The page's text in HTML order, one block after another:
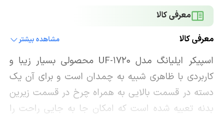
معرفی کالا
معرفی کالا
مشاهده بیشتر
اسپیکر ایلیانگ مدل UF-1720 محصولی بسیار زیبا و
کاربردی با ظاهری شبیه به چمدان است و برای آن یک
دسته در قسمت بالایی به همراه چرخ در قسمت زیرین
بدنه تعبیه شده است که امکان جا به جایی راحت را